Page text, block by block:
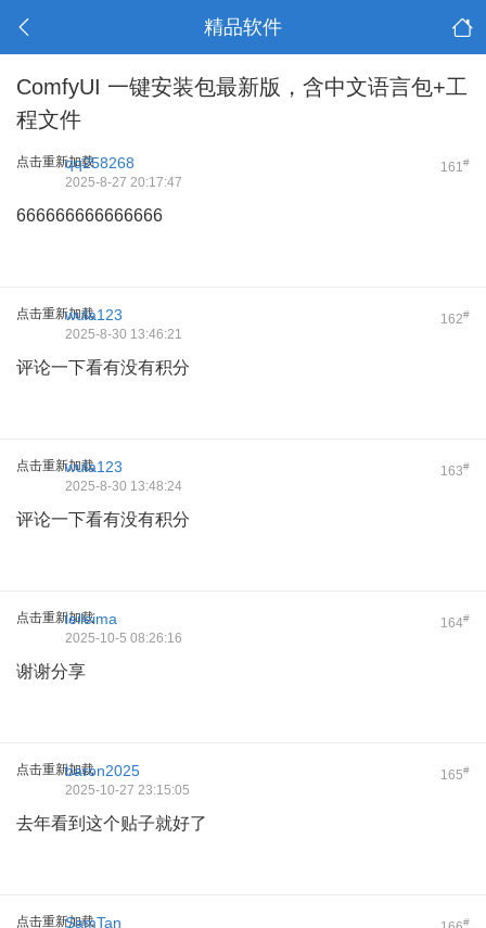
精品软件
ComfyUI 一键安装包最新版，含中文语言包+工
程文件
点击重新加载 161#
qq258268
2025-8-27 20:17:47
666666666666666
点击重新加载 162#
wula123
2025-8-30 13:46:21
评论一下看有没有积分
点击重新加载 163#
wula123
2025-8-30 13:48:24
评论一下看有没有积分
点击重新加载 164#
leileima
2025-10-5 08:26:16
谢谢分享
点击重新加载 165#
baron2025
2025-10-27 23:15:05
去年看到这个贴子就好了
点击重新加载 #
SamTan